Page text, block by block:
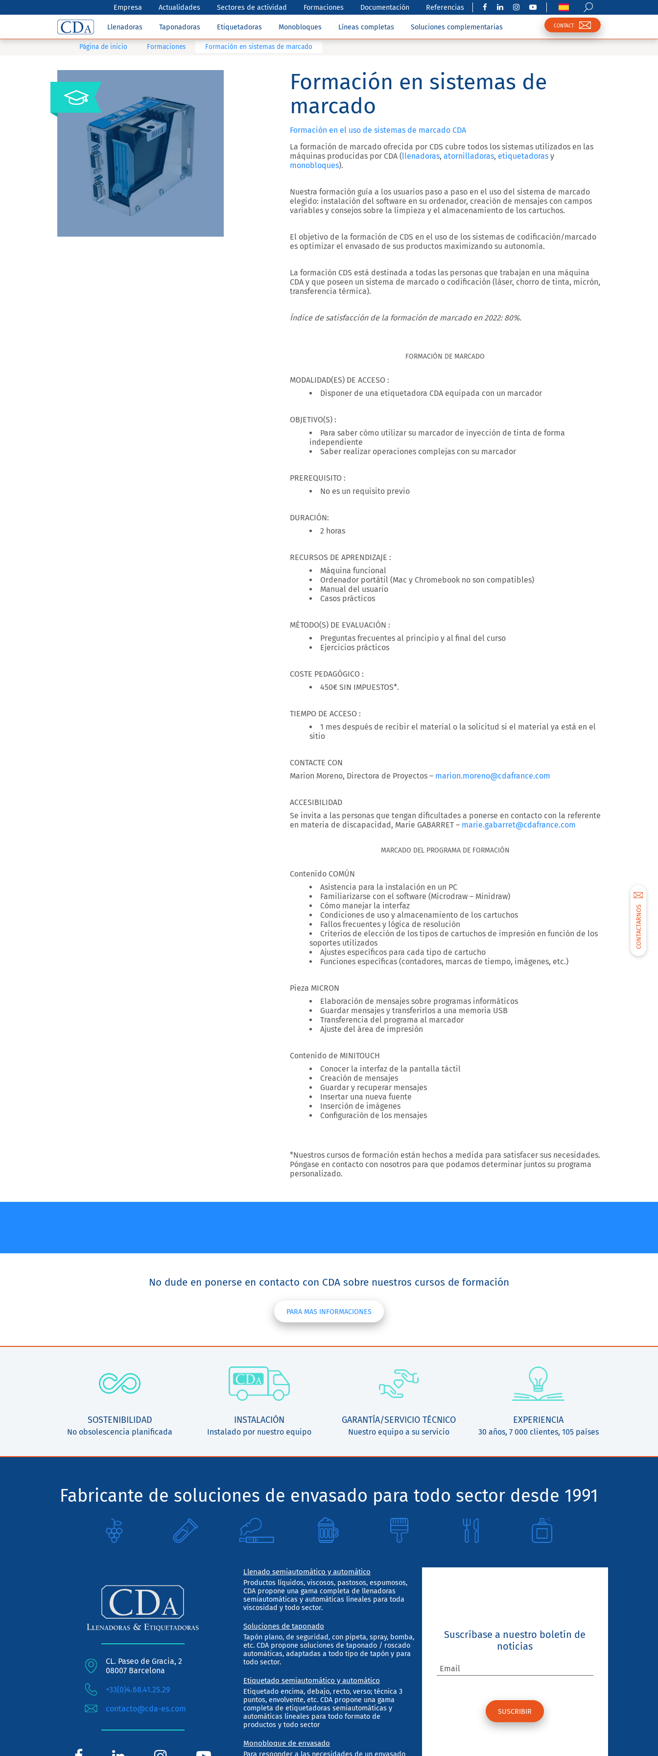
Empresa Actualidades Sectores de actividad Formaciones Documentación Referencias
Llenadoras Taponadoras Etiquetadoras Monobloques Líneas completas Soluciones complementarias CONTACT
CONTACTARNOS
Página de inicio Formaciones Formación en sistemas de marcado
Formación en sistemas de
marcado
Formación en el uso de sistemas de marcado CDA
La formación de marcado ofrecida por CDS cubre todos los sistemas utilizados en las
máquinas producidas por CDA (llenadoras, atornilladoras, etiquetadoras y
monobloques).
Nuestra formación guía a los usuarios paso a paso en el uso del sistema de marcado
elegido: instalación del software en su ordenador, creación de mensajes con campos
variables y consejos sobre la limpieza y el almacenamiento de los cartuchos.
El objetivo de la formación de CDS en el uso de los sistemas de codificación/marcado
es optimizar el envasado de sus productos maximizando su autonomía.
La formación CDS está destinada a todas las personas que trabajan en una máquina
CDA y que poseen un sistema de marcado o codificación (láser, chorro de tinta, micrón,
transferencia térmica).
Índice de satisfacción de la formación de marcado en 2022: 80%.
FORMACIÓN DE MARCADO
MODALIDAD(ES) DE ACCESO :
Disponer de una etiquetadora CDA equipada con un marcador
OBJETIVO(S) :
Para saber cómo utilizar su marcador de inyección de tinta de forma
independiente
Saber realizar operaciones complejas con su marcador
PREREQUISITO :
No es un requisito previo
DURACIÓN:
2 horas
RECURSOS DE APRENDIZAJE :
Máquina funcional
Ordenador portátil (Mac y Chromebook no son compatibles)
Manual del usuario
Casos prácticos
MÉTODO(S) DE EVALUACIÓN :
Preguntas frecuentes al principio y al final del curso
Ejercicios prácticos
COSTE PEDAGÓGICO :
450€ SIN IMPUESTOS*.
TIEMPO DE ACCESO :
1 mes después de recibir el material o la solicitud si el material ya está en el
sitio
CONTACTE CON
Marion Moreno, Directora de Proyectos – marion.moreno@cdafrance.com
ACCESIBILIDAD
Se invita a las personas que tengan dificultades a ponerse en contacto con la referente
en materia de discapacidad, Marie GABARRET – marie.gabarret@cdafrance.com
MARCADO DEL PROGRAMA DE FORMACIÓN
Contenido COMÚN
Asistencia para la instalación en un PC
Familiarizarse con el software (Microdraw – Minidraw)
Cómo manejar la interfaz
Condiciones de uso y almacenamiento de los cartuchos
Fallos frecuentes y lógica de resolución
Criterios de elección de los tipos de cartuchos de impresión en función de los
soportes utilizados
Ajustes específicos para cada tipo de cartucho
Funciones específicas (contadores, marcas de tiempo, imágenes, etc.)
Pieza MICRON
Elaboración de mensajes sobre programas informáticos
Guardar mensajes y transferirlos a una memoria USB
Transferencia del programa al marcador
Ajuste del área de impresión
Contenido de MINITOUCH
Conocer la interfaz de la pantalla táctil
Creación de mensajes
Guardar y recuperar mensajes
Insertar una nueva fuente
Inserción de imágenes
Configuración de los mensajes
*Nuestros cursos de formación están hechos a medida para satisfacer sus necesidades.
Póngase en contacto con nosotros para que podamos determinar juntos su programa
personalizado.
No dude en ponerse en contacto con CDA sobre nuestros cursos de formación
PARA MAS INFORMACIONES
SOSTENIBILIDAD
No obsolescencia planificada
INSTALACIÓN
Instalado por nuestro equipo
GARANTÍA/SERVICIO TÉCNICO
Nuestro equipo a su servicio
EXPERIENCIA
30 años, 7 000 clientes, 105 países
Fabricante de soluciones de envasado para todo sector desde 1991
CL. Paseo de Gracia, 2
08007 Barcelona
+33(0)4.68.41.25.29
contacto@cda-es.com
Llenado semiautomático y automático
Productos líquidos, viscosos, pastosos, espumosos,
CDA propone una gama completa de llenadoras
semiautomáticas y automáticas lineales para toda
viscosidad y todo sector.
Soluciones de taponado
Tapón plano, de seguridad, con pipeta, spray, bomba,
etc. CDA propone soluciones de taponado / roscado
automáticas, adaptadas a todo tipo de tapón y para
todo sector.
Etiquetado semiautomático y automático
Etiquetado encima, debajo, recto, verso; técnica 3
puntos, envolvente, etc. CDA propone una gama
completa de etiquetadoras semiautomáticas y
automáticas lineales para todo formato de
productos y todo sector
Monobloque de envasado
Suscríbase a nuestro boletín de
noticias
Email